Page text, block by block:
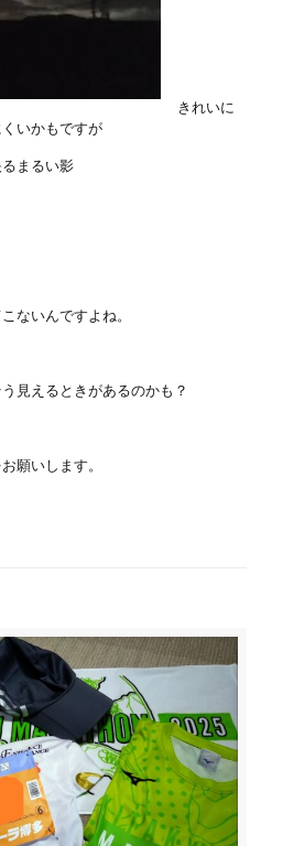
きれいに
いかもですが
まるい影
ないんですよね。
見えるときがあるのかも？
願いします。